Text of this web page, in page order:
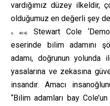
vardığımız düzey ilkeldir,
olduğumuz en değerli şey de
s. 404)
Stewart Cole
eserinde bilim adamını
adamı, doğrunun yolunda
yasalarına ve zekasına
insandır. Amacı
“Bilim adamları bay